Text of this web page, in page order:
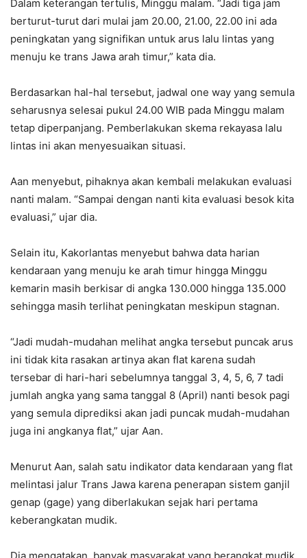
Dalam keterangan tertulis, Minggu malam. “Jadi tiga jam
berturut-turut dari mulai jam 20.00, 21.00, 22.00 ini ada
peningkatan yang signifikan untuk arus lalu lintas yang
menuju ke trans Jawa arah timur,” kata dia.
Berdasarkan hal-hal tersebut, jadwal one way yang semula
seharusnya selesai pukul 24.00 WIB pada Minggu malam
tetap diperpanjang. Pemberlakukan skema rekayasa lalu
lintas ini akan menyesuaikan situasi.
Aan menyebut, pihaknya akan kembali melakukan evaluasi
nanti malam. “Sampai dengan nanti kita evaluasi besok kita
evaluasi,” ujar dia.
Selain itu, Kakorlantas menyebut bahwa data harian
kendaraan yang menuju ke arah timur hingga Minggu
kemarin masih berkisar di angka 130.000 hingga 135.000
sehingga masih terlihat peningkatan meskipun stagnan.
“Jadi mudah-mudahan melihat angka tersebut puncak arus
ini tidak kita rasakan artinya akan flat karena sudah
tersebar di hari-hari sebelumnya tanggal 3, 4, 5, 6, 7 tadi
jumlah angka yang sama tanggal 8 (April) nanti besok pagi
yang semula diprediksi akan jadi puncak mudah-mudahan
juga ini angkanya flat,” ujar Aan.
Menurut Aan, salah satu indikator data kendaraan yang flat
melintasi jalur Trans Jawa karena penerapan sistem ganjil
genap (gage) yang diberlakukan sejak hari pertama
keberangkatan mudik.